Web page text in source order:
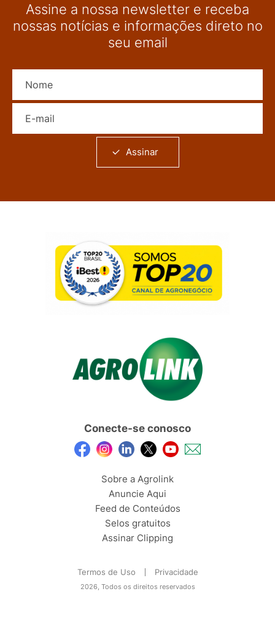
Assine a nossa newsletter e receba
nossas notícias e informações direto no
seu email
Assinar
Conecte-se conosco
Sobre a Agrolink
Anuncie Aqui
Feed de Conteúdos
Selos gratuitos
Assinar Clipping
Termos de Uso Privacidade
2026, Todos os direitos reservados